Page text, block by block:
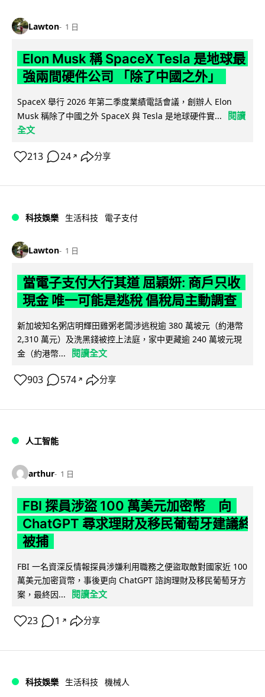
Lawton 1 日
Elon Musk 稱 SpaceX Tesla 是地球最
強兩間硬件公司 「除了中國之外」
SpaceX 舉行 2026 年第二季度業績電話會議，創辦人 Elon
Musk 稱除了中國之外 SpaceX 與 Tesla 是地球硬件實...
閱讀
全文
213 24 ↗ 分享
科技娛樂 生活科技 電子支付
Lawton 1 日
當電子支付大行其道 屈穎妍: 商戶只收
現金 唯一可能是逃稅 倡稅局主動調查
新加坡知名粥店明輝田雞粥老闆涉逃稅逾 380 萬坡元（約港幣
2,310 萬元）及洗黑錢被控上法庭，家中更藏逾 240 萬坡元現
金（約港幣...
閱讀全文
903 574 ↗ 分享
人工智能
arthur 1 日
FBI 探員涉盜 100 萬美元加密幣 向
ChatGPT 尋求理財及移民葡萄牙建議終
被捕
FBI 一名資深反情報探員涉嫌利用職務之便盜取敵對國家近 100
萬美元加密貨幣，事後更向 ChatGPT 諮詢理財及移民葡萄牙方
案，最終因...
閱讀全文
23 1 ↗ 分享
科技娛樂 生活科技 機械人